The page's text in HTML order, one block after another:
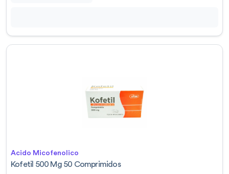
Acido Micofenolico
Kofetil 500 Mg 50 Comprimidos